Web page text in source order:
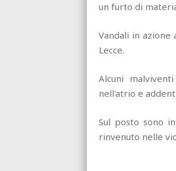
un furto di
Vandali in azione
Lecce.
Alcuni
nell'atrio e
Sul posto sono
rinvenuto nelle